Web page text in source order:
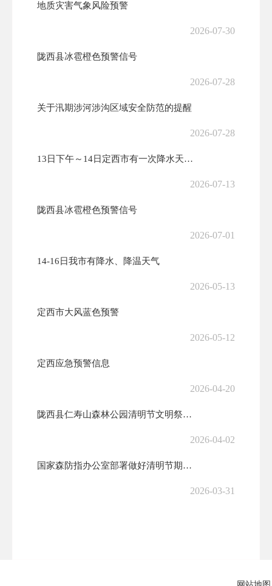
地质灾害气象风险预警
2026-07-30
陇西县冰雹橙色预警信号
2026-07-28
关于汛期涉河涉沟区域安全防范的提醒
2026-07-28
13日下午～14日定西市有一次降水天气过程 西北部局地有大到暴雨
2026-07-13
陇西县冰雹橙色预警信号
2026-07-01
14-16日我市有降水、降温天气
2026-05-13
定西市大风蓝色预警
2026-05-12
定西应急预警信息
2026-04-20
陇西县仁寿山森林公园清明节文明祭祀倡议书
2026-04-02
国家森防指办公室部署做好清明节期间森林草原火灾防控工作
2026-03-31